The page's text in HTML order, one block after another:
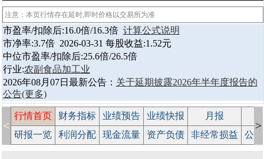
注意：本页行情存在延时,即时价格以交易所为准
市盈率/扣除后:16.0倍/16.3倍 计算公式说明
市净率:3.7倍 2026-03-31 每股收益:1.52元
中位市盈率/扣除后:25.6倍/26.5倍
行业:农副食品加工业
2026年08月07日最新公告： 关于延期披露2026年半年度报告的
公告(更多)
<
行情首页 财务指标 业绩预告 业绩快报 月报
研报一览
利润分配 现金流量 资产负债 非经常损益 公
>